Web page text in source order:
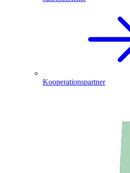
Kooperationspartner